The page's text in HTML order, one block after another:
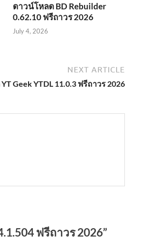
ดาวน์โหลด BD Rebuilder
0.62.10 ฟรีถาวร 2026
July 4, 2026
NEXT ARTICLE
Geek YTDL 11.0.3 ฟรีถาวร 2026
ฟรีถาวร 2026”